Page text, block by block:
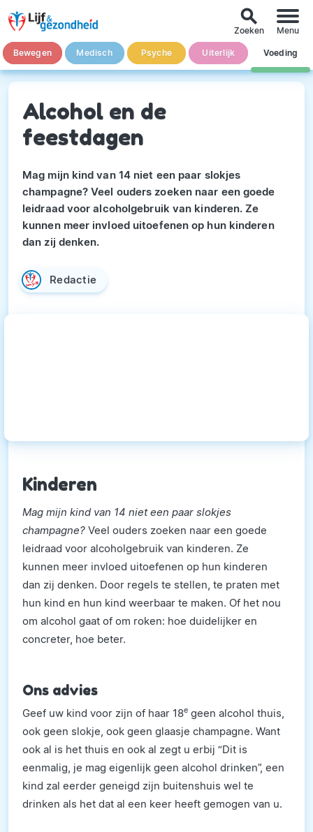
Bewegen Medisch Psyche Uiterlijk Voeding
search
Zoeken Menu
Alcohol en de
feestdagen
Mag mijn kind van 14 niet een paar slokjes
champagne? Veel ouders zoeken naar een goede
leidraad voor alcoholgebruik van kinderen. Ze
kunnen meer invloed uitoefenen op hun kinderen
dan zij denken.
Redactie
Kinderen
Mag mijn kind van 14 niet een paar slokjes
champagne? Veel ouders zoeken naar een goede
leidraad voor alcoholgebruik van kinderen. Ze
kunnen meer invloed uitoefenen op hun kinderen
dan zij denken. Door regels te stellen, te praten met
hun kind en hun kind weerbaar te maken. Of het nou
om alcohol gaat of om roken: hoe duidelijker en
concreter, hoe beter.
Ons advies
Geef uw kind voor zijn of haar 18e geen alcohol thuis,
ook geen slokje, ook geen glaasje champagne. Want
ook al is het thuis en ook al zegt u erbij “Dit is
eenmalig, je mag eigenlijk geen alcohol drinken”, een
kind zal eerder geneigd zijn buitenshuis wel te
drinken als het dat al een keer heeft gemogen van u.